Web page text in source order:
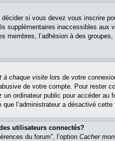
si vous devez vous inscrire
supplémentaires inaccessibles aux
membres, l’adhésion à des
à chaque visite lors de votre
de votre compte. Pour rester
ordinateur public pour accéder au
l’administrateur a désactivé cette
utilisateurs connectés?
du forum”, l’option Cacher